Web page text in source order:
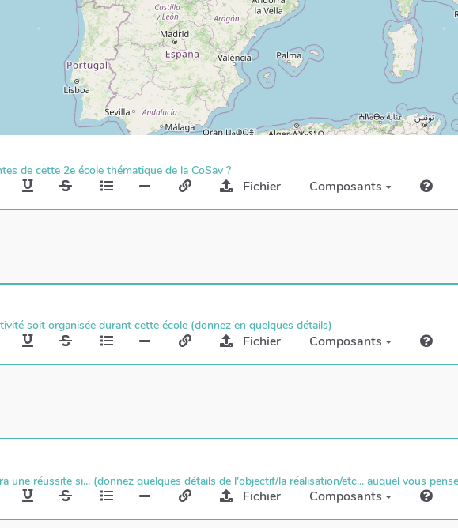
de cette 2e école thématique de la CoSav ?
Fichier Composants
soit organisée durant cette école (donnez en quelques détails)
Fichier Composants
une réussite si... (donnez quelques détails de l'objectif/la réalisation/etc... auquel vous
Fichier Composants